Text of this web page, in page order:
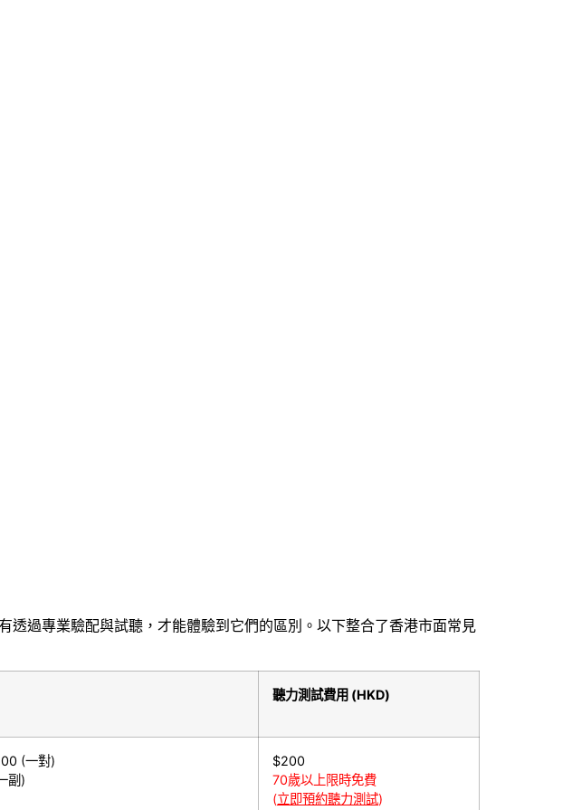
過專業驗配與試聽，才能體驗到它們的區別。以下整合了香港市面常見
聽力測試費用 (HKD)
(一對)
副)
$200
70歲以上限時免費
(立即預約聽力測試)